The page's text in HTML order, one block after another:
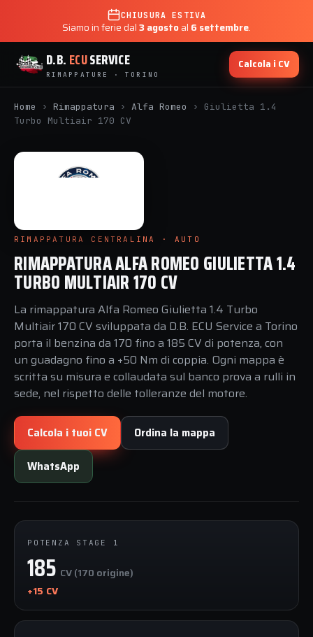
CHIUSURA ESTIVA
Siamo in ferie dal3 agostoal 6 settembre.
D.B. ECUSERVICE
RIMAPPATURE · TORINO
Calcola i CV
Home › Rimappatura › Alfa Romeo › Giulietta 1.4
Turbo Multiair 170 CV
RIMAPPATURA CENTRALINA · AUTO
RIMAPPATURA ALFA ROMEO GIULIETTA 1.4
TURBO MULTIAIR 170 CV
La rimappatura Alfa Romeo Giulietta 1.4 Turbo
Multiair 170 CV sviluppata da D.B. ECU Service a Torino
porta il benzina da 170 fino a 185 CV di potenza, con
un guadagno fino a +50 Nm di coppia. Ogni mappa è
scritta su misura e collaudata sul banco prova a rulli in
sede, nel rispetto delle tolleranze del motore.
Calcola i tuoi CV Ordina la mappa
WhatsApp
POTENZA STAGE 1
185 CV (170 origine)
+15 CV